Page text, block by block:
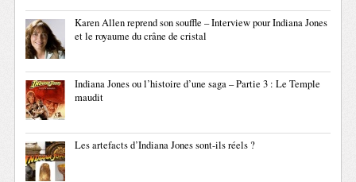
Karen Allen reprend son souffle – Interview pour Indiana Jones
et le royaume du crâne de cristal
Indiana Jones ou l’histoire d’une saga – Partie 3 : Le Temple
maudit
Les artefacts d’Indiana Jones sont-ils réels ?